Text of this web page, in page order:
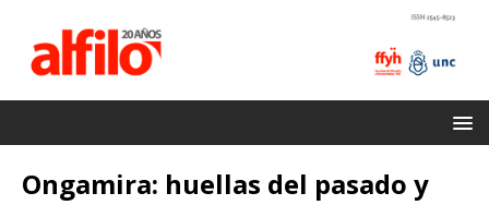
Ongamira: huellas del pasado y